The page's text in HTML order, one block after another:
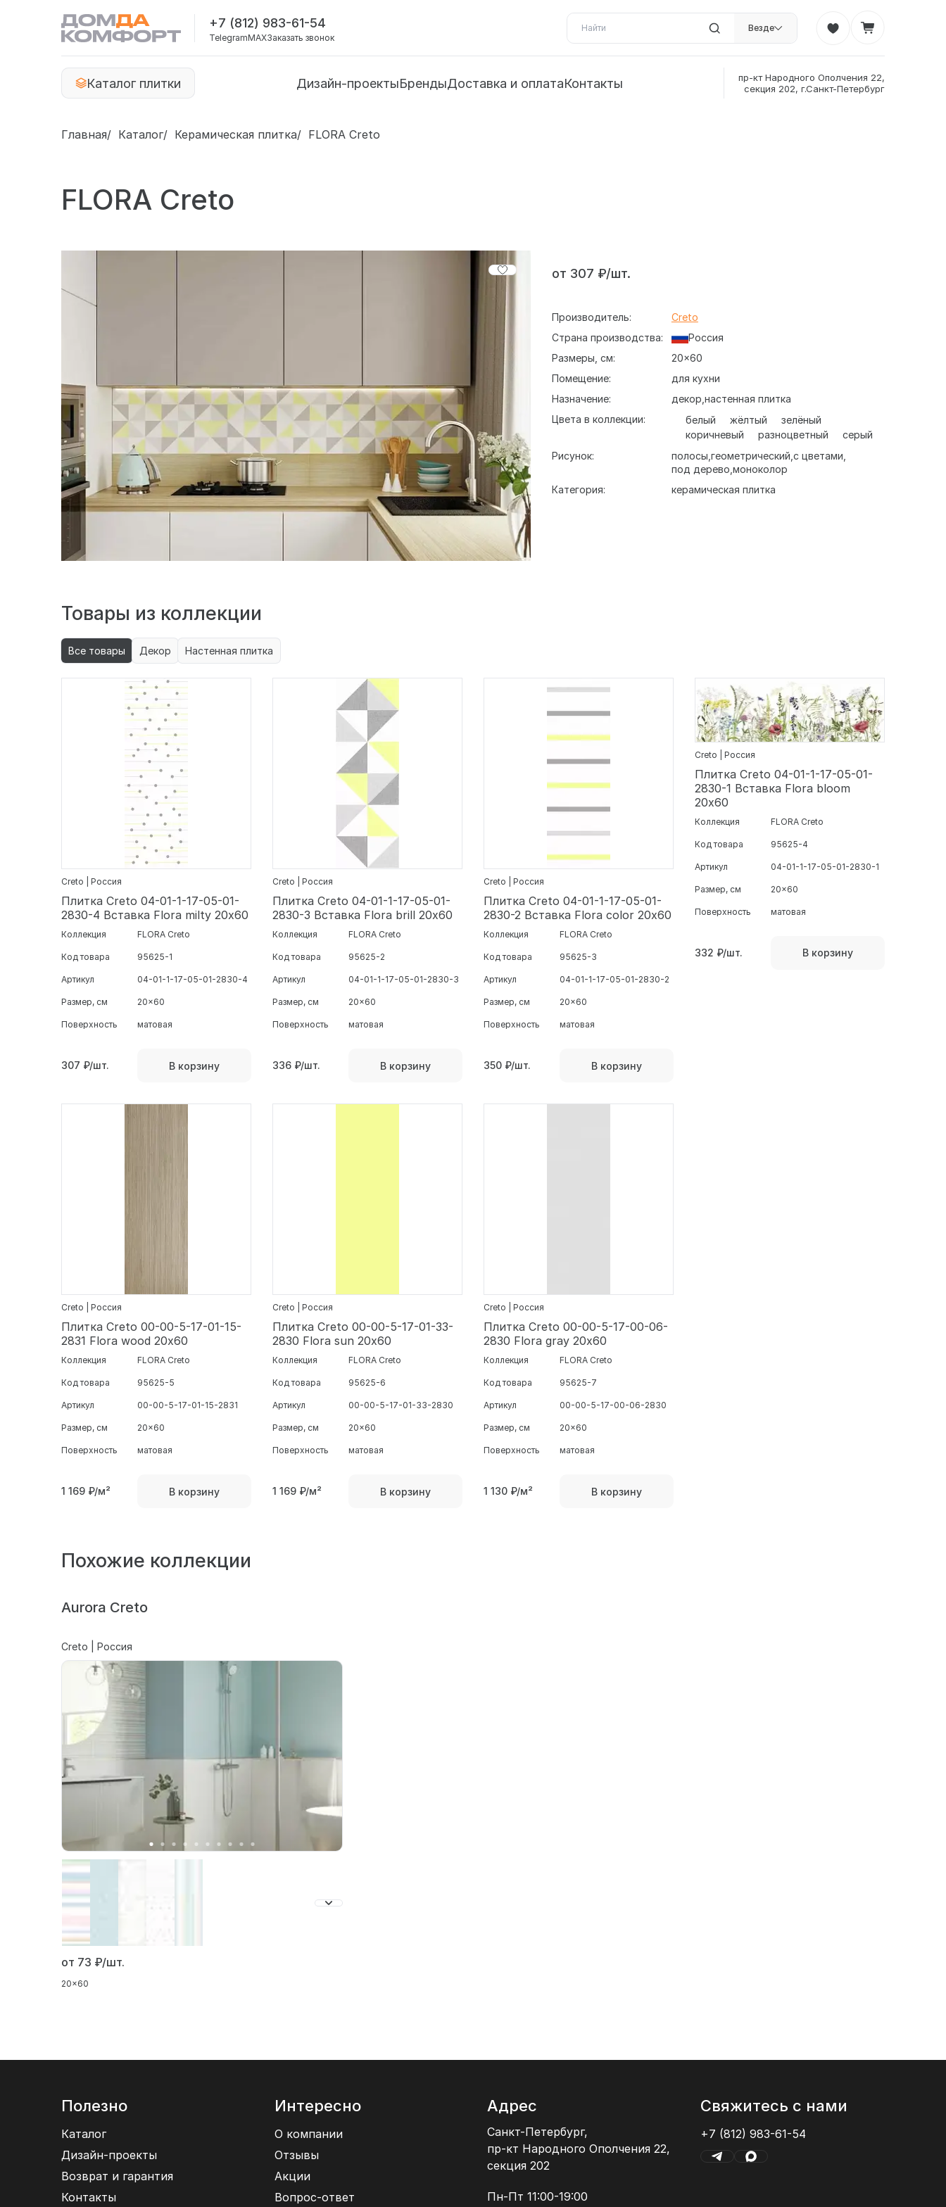
+7 (812) 983-61-54
TelegramMAXЗаказать звонок
Везде
Каталог плитки Дизайн-проектыБрендыДоставка и оплатаКонтакты
пр-кт Народного Ополчения 22,
секция 202, г.Санкт-Петербург
Главная Каталог Керамическая плитка FLORA Creto
FLORA Creto
от 307 ₽/шт.
Производитель:
Creto
Страна производства:
Россия
Размеры, см:
20x60
Помещение:
для кухни
Назначение:
декор настенная плитка
Цвета в коллекции:
белый жёлтый
зелёный
коричневый
разноцветный
серый
Рисунок:
полосы геометрический с цветами
под дерево моноколор
Категория:
керамическая плитка
Товары из коллекции
Все товары Декор Настенная плитка
Creto | Россия
Плитка Creto 04-01-1-17-05-01-
2830-4 Вставка Flora milty 20х60
Коллекция FLORA Creto
Код товара 95625-1
Артикул 04-01-1-17-05-01-2830-4
Размер, см 20x60
Поверхность матовая
307 ₽/шт. В корзину
Creto | Россия
Плитка Creto 04-01-1-17-05-01-
2830-3 Вставка Flora brill 20х60
Коллекция FLORA Creto
Код товара 95625-2
Артикул 04-01-1-17-05-01-2830-3
Размер, см 20x60
Поверхность матовая
336 ₽/шт. В корзину
Creto | Россия
Плитка Creto 04-01-1-17-05-01-
2830-2 Вставка Flora color 20х60
Коллекция FLORA Creto
Код товара 95625-3
Артикул 04-01-1-17-05-01-2830-2
Размер, см 20x60
Поверхность матовая
350 ₽/шт. В корзину
Creto | Россия
Плитка Creto 04-01-1-17-05-01-
2830-1 Вставка Flora bloom
20х60
Коллекция FLORA Creto
Код товара 95625-4
Артикул 04-01-1-17-05-01-2830-1
Размер, см 20x60
Поверхность матовая
332 ₽/шт. В корзину
Creto | Россия
Плитка Creto 00-00-5-17-01-15-
2831 Flora wood 20х60
Коллекция FLORA Creto
Код товара 95625-5
Артикул 00-00-5-17-01-15-2831
Размер, см 20x60
Поверхность матовая
1 169 ₽/м² В корзину
Creto | Россия
Плитка Creto 00-00-5-17-01-33-
2830 Flora sun 20х60
Коллекция FLORA Creto
Код товара 95625-6
Артикул 00-00-5-17-01-33-2830
Размер, см 20x60
Поверхность матовая
1 169 ₽/м² В корзину
Creto | Россия
Плитка Creto 00-00-5-17-00-06-
2830 Flora gray 20х60
Коллекция FLORA Creto
Код товара 95625-7
Артикул 00-00-5-17-00-06-2830
Размер, см 20x60
Поверхность матовая
1 130 ₽/м² В корзину
Похожие коллекции
Aurora Creto
Creto | Россия
от 73 ₽/шт.
20x60
Полезно
Каталог
Дизайн-проекты
Возврат и гарантия
Контакты
Интересно
О компании
Отзывы
Акции
Вопрос-ответ
Адрес
Санкт-Петербург,
пр-кт Народного Ополчения 22,
секция 202
Пн-Пт 11:00-19:00
Свяжитесь с нами
+7 (812) 983-61-54